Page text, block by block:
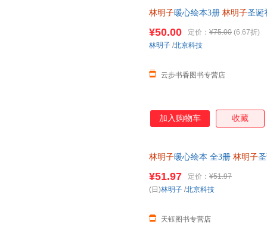
诞老人，小黎便勇敢地出门去
是那么亲切，读林明子就仿佛
在书店遇见林明子，一定要把
林明子暖心绘本3册 林明子圣诞
¥50.00 定价： ¥75.00 (6.67折)
云步书香图书专营店
林明子 /北京科技
加入购物车 收藏
林明子暖心绘本 全3册 林明子
¥51.97 定价： ¥51.97
天钰图书专营店
(日)林明子 /北京科技